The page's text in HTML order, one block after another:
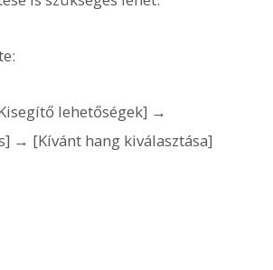
lehetőségek] →
→ [Kívánt hang kiválasztása]